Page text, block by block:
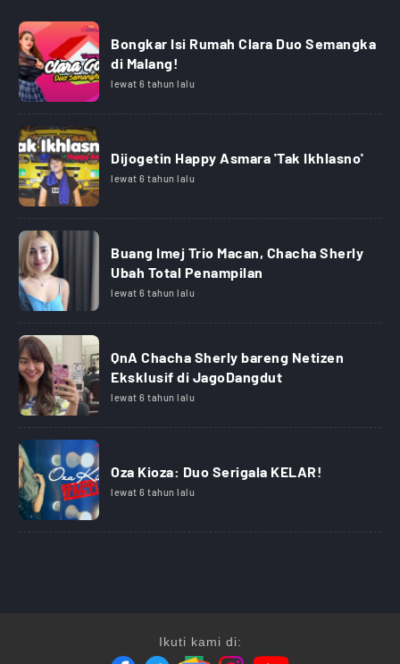
Bongkar Isi Rumah Clara Duo Semangka
di Malang!
lewat 6 tahun lalu
Dijogetin Happy Asmara 'Tak Ikhlasno'
lewat 6 tahun lalu
Buang Imej Trio Macan, Chacha Sherly
Ubah Total Penampilan
lewat 6 tahun lalu
QnA Chacha Sherly bareng Netizen
Eksklusif di JagoDangdut
lewat 6 tahun lalu
Oza Kioza: Duo Serigala KELAR!
lewat 6 tahun lalu
Ikuti kami di: